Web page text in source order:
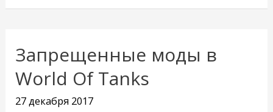
Запрещенные моды в
World Of Tanks
27 декабря 2017
Запрещенные
в
World